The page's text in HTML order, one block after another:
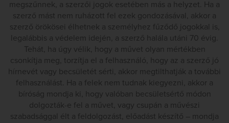
megszűnnek, a szerzői jogok esetében más a helyzet. Ha a
szerző mást nem ruházott fel ezek gondozásával, akkor a
szerző örökösei élhetnek a személyhez fűződő jogokkal is,
legalábbis a védelem idején, a szerző halála utáni 70 évig.
Tehát, ha úgy vélik, hogy a művet olyan mértékben
csonkítja meg, torzítja el a felhasználó, hogy az a szerző jó
hírnevét vagy becsületét sérti, akkor megtilthatják a további
felhasználást. Ha a felek nem tudnak kiegyezni, akkor a
bíróság mondja ki, hogy valóban becsületsértő módon
dolgozták-e fel a művet, vagy csupán a művészi
szabadsággal élt a feldolgozást, előadást készítő – mondja